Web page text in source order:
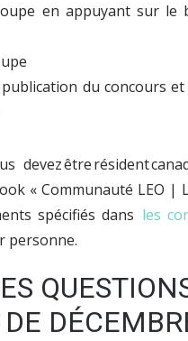
en appuyant sur le
publication du concours
devez être résident
« Communauté LEO |
spécifiés dans les
personne.